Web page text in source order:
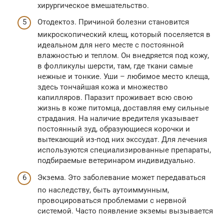
хирургическое вмешательство.
Отодектоз. Причиной болезни становится
микроскопический клещ, который поселяется в
идеальном для него месте с постоянной
влажностью и теплом. Он внедряется под кожу,
в фолликулы шерсти, там, где ткани самые
нежные и тонкие. Уши – любимое место клеща,
здесь тончайшая кожа и множество
капилляров. Паразит проживает всю свою
жизнь в коже питомца, доставляя ему сильные
страдания. На наличие вредителя указывает
постоянный зуд, образующиеся корочки и
вытекающий из-под них экссудат. Для лечения
используются специализированные препараты,
подбираемые ветеринаром индивидуально.
Экзема. Это заболевание может передаваться
по наследству, быть аутоиммунным,
провоцироваться проблемами с нервной
системой. Часто появление экземы вызывается